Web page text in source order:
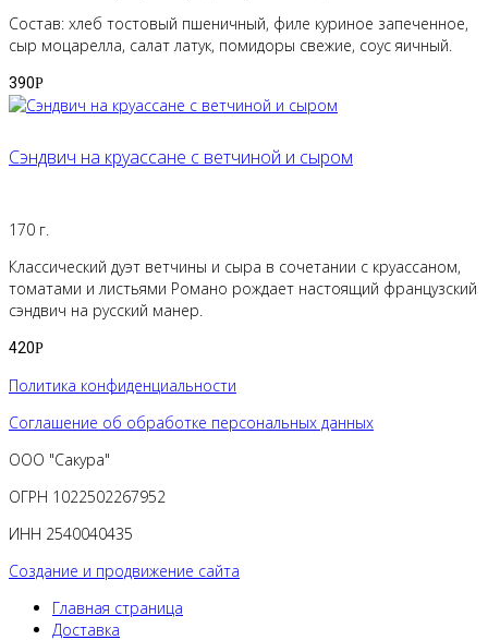
Состав: хлеб тостовый пшеничный, филе куриное запеченное,
сыр моцарелла, салат латук, помидоры свежие, соус яичный.
390Р
Сэндвич на круассане с ветчиной и сыром
170 г.
Классический дуэт ветчины и сыра в сочетании с круассаном,
томатами и листьями Романо рождает настоящий французский
сэндвич на русский манер.
420Р
Политика конфиденциальности
Соглашение об обработке персональных данных
ООО "Сакура"
ОГРН 1022502267952
ИНН 2540040435
Создание и продвижение сайта
Главная страница
Доставка